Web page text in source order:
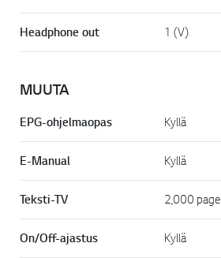
Headphone out 1 (V)
MUUTA
EPG-ohjelmaopas Kyllä
E-Manual Kyllä
Teksti-TV 2,000 page
On/Off-ajastus Kyllä